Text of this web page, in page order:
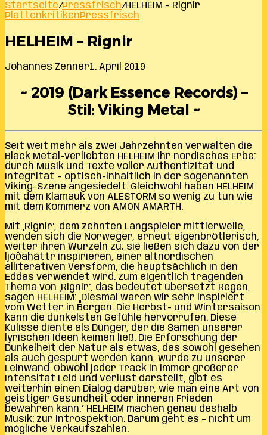
Startseite/Pressfrisch/HELHEIM – Rignir
PlattenkritikenPressfrisch
HELHEIM – Rignir
Johannes Zenner1. April 2019
~ 2019 (Dark Essence Records) –
Stil: Viking Metal ~
Seit weit mehr als zwei Jahrzehnten verwalten die
Black Metal-verliebten HELHEIM ihr nordisches Erbe:
durch Musik und Texte voller Authentizität und
Integrität – optisch-inhaltlich in der sogenannten
Viking-Szene angesiedelt. Gleichwohl haben HELHEIM
mit dem Klamauk von ALESTORM so wenig zu tun wie
mit dem Kommerz von AMON AMARTH.
Mit ‚Rignir‘, dem zehnten Langspieler mittlerweile,
wenden sich die Norweger, erneut eigenbrötlerisch,
weiter ihren Wurzeln zu; sie ließen sich dazu von der
ljóðaháttr inspirieren, einer altnordischen
alliterativen Versform, die hauptsächlich in den
Eddas verwendet wird. Zum eigentlich tragenden
Thema von ‚Rignir‘, das bedeutet übersetzt Regen,
sagen HELHEIM: „Diesmal waren wir sehr inspiriert
vom Wetter in Bergen. Die Herbst- und Wintersaison
kann die dunkelsten Gefühle hervorrufen. Diese
Kulisse diente als Dünger, der die Samen unserer
lyrischen Ideen keimen ließ. Die Erforschung der
Dunkelheit der Natur als etwas, das sowohl gesehen
als auch gespürt werden kann, wurde zu unserer
Leinwand. Obwohl jeder Track in immer größerer
Intensität Leid und Verlust darstellt, gibt es
weiterhin einen Dialog darüber, wie man eine Art von
geistiger Gesundheit oder inneren Frieden
bewahren kann.“ HELHEIM machen genau deshalb
Musik: zur Introspektion. Darum geht es – nicht um
mögliche Verkaufszahlen.